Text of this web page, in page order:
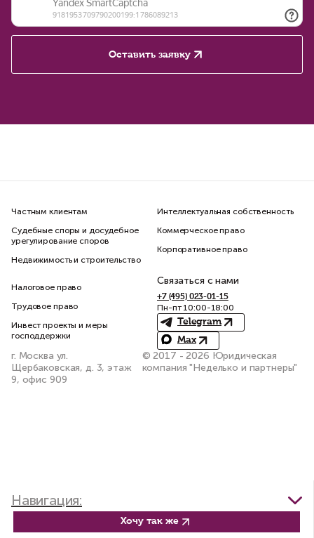
Константин Сичинский
Партнёр, к.ю.н.
Навигация:
Хочу так же
Оставить заявку
Частным клиентам
Судебные споры и досудебное
урегулирование споров
Недвижимость и строительство
Интеллектуальная собственность
Коммерческое право
Корпоративное право
Налоговое право
Трудовое право
Инвест проекты и меры
господдержки
Связаться с нами
+7 (495) 023-01-15
Пн-пт 10:00-18:00
Telegram
Max
г. Москва ул.
Щербаковская, д. 3, этаж
9, офис 909
© 2017 - 2026 Юридическая
компания "Неделько и партнеры"